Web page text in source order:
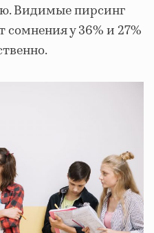
Видимые пирсинг
у 36% и 27%